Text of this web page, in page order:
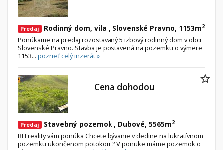
Predaj Rodinný dom, vila , Slovenské Pravno, 1153m2
Ponúkame na predaj rozostavaný 5 izbový rodinný dom v obci
Slovenské Pravno. Stavba je postavená na pozemku o výmere
1153... pozrieť celý inzerát »
Predaj Stavebný pozemok , Dubové, 5565m2
RH reality vám ponúka Chcete bývanie v dedine na lukratívnom
pozemku ukončenom potokom? V ponuke máme pozemok o
Cena dohodou